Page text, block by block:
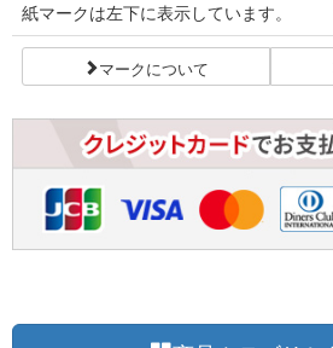
紙マークは左下に表示しています。
マークについて